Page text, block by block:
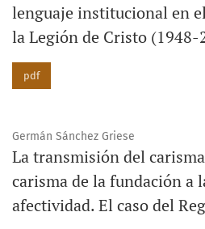
lenguaje institucional en
la Legión de Cristo (1948-
pdf
Germán Sánchez Griese
La transmisión del
carisma de la fundación a
afectividad. El caso del